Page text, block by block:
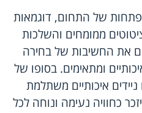
של התחום, דוגמאות
ממומחים והשלכות
את החשיבות של בחירה
ומתאימים. בסופו של
איכותיים משתלמת
כחוויה נעימה ונוחה לכל